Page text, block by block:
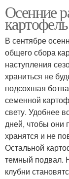
Осенние
В сентябре
общего сбора
наступления
храниться не
подсохшая
семенной
свету. Удобнее
дней, чтобы они
хранятся и не
Остальной
темный подвал.
клубни